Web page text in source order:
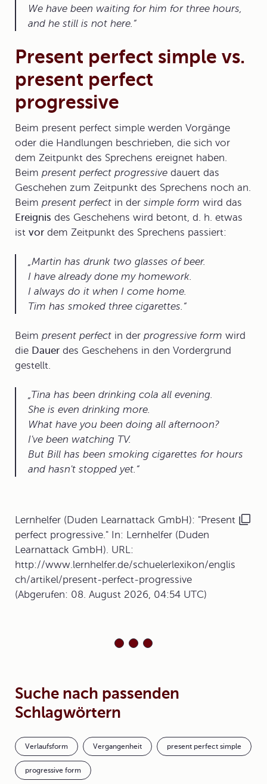
We have been waiting for him for three hours,
and he still is not here.
Present perfect simple vs.
present perfect
progressive
Beim present perfect simple werden Vorgänge
oder die Handlungen beschrieben, die sich vor
dem Zeitpunkt des Sprechens ereignet haben.
Beim present perfect progressive dauert das
Geschehen zum Zeitpunkt des Sprechens noch an.
Beim present perfect in der simple form wird das
Ereignis des Geschehens wird betont, d. h. etwas
ist vor dem Zeitpunkt des Sprechens passiert:
Martin has drunk two glasses of beer.
I have already done my homework.
I always do it when I come home.
Tim has smoked three cigarettes.
Beim present perfect in der progressive form wird
die Dauer des Geschehens in den Vordergrund
gestellt.
Tina has been drinking cola all evening.
She is even drinking more.
What have you been doing all afternoon?
I've been watching TV.
But Bill has been smoking cigarettes for hours
and hasn't stopped yet.
Lernhelfer (Duden Learnattack GmbH): "Present
perfect progressive." In: Lernhelfer (Duden
Learnattack GmbH). URL:
http://www.lernhelfer.de/schuelerlexikon/englis
ch/artikel/present-perfect-progressive
(Abgerufen: 08. August 2026, 04:54 UTC)
Suche nach passenden
Schlagwörtern
Verlaufsform Vergangenheit present perfect simple
progressive form